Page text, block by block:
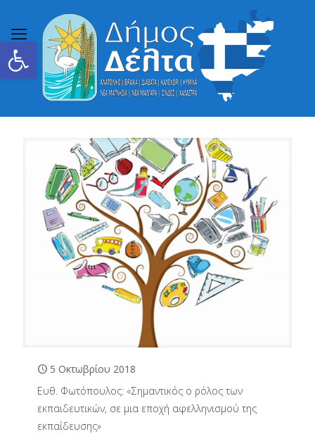
Ανοίξτε τη γραμμή εργαλείων
5 Οκτωβρίου 2018
Ευθ. Φωτόπουλος: «Σημαντικός ο ρόλος των
εκπαιδευτικών, σε μια εποχή αφελληνισμού της
εκπαίδευσης»